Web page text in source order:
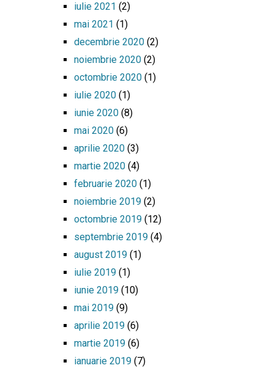
iulie 2021 (2)
mai 2021 (1)
decembrie 2020(2)
noiembrie 2020(2)
octombrie 2020(1)
iulie 2020(1)
iunie 2020(8)
mai 2020(6)
aprilie 2020(3)
martie 2020(4)
februarie 2020(1)
noiembrie 2019(2)
octombrie 2019(12)
septembrie 2019(4)
august 2019(1)
iulie 2019(1)
iunie 2019(10)
mai 2019(9)
aprilie 2019(6)
martie 2019(6)
ianuarie 2019(7)